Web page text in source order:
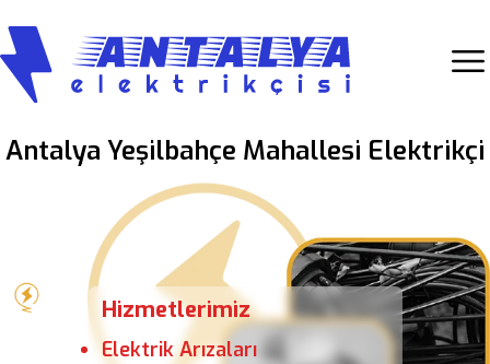
Antalya Yeşilbahçe Mahallesi Elektrikçi
Hizmetlerimiz
Elektrik Arızaları